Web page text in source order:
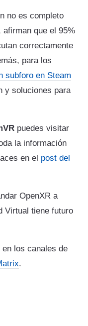
no es completo
afirman que el 95%
correctamente
para los
subforo en Steam
y soluciones para
puedes visitar
la información
en el post del
OpenXR a
Virtual tiene futuro
los canales de
.